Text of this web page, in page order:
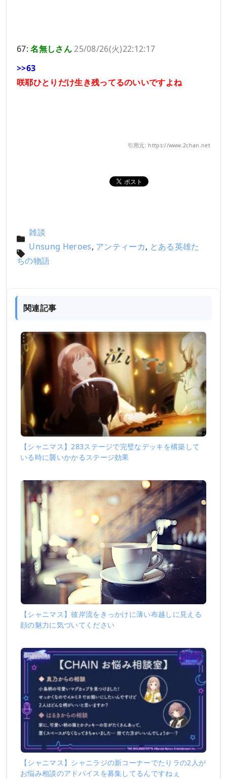
67:名無しさん25/08/26(火)22:12:17
>>63
咲耶ひとりだけ生き残ってるのいいですよね
引用元: https://www.2chan.net
雑談
Unsung Heroes, アンティーカ, とある英雄た
ちの物語
関連記事
【シャニマス】283ステージで完璧なデッキを構築して
いる時に襲いかかるステージ効果
【シャニマス】彼岸流をきっかけに薄い布越しに見える
顔の魅力に気づいてください
【シャニマス】シャニラジの新コーナーでたりラの2人が
お悩み相談のアドバイスを募集してるんですねぇ